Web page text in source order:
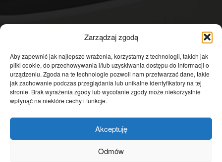
Zarządzaj zgodą
Aby zapewnić jak najlepsze wrażenia, korzystamy z technologii, takich jak
pliki cookie, do przechowywania i/lub uzyskiwania dostępu do informacji o
urządzeniu. Zgoda na te technologie pozwoli nam przetwarzać dane, takie
jak zachowanie podczas przeglądania lub unikalne identyfikatory na tej
stronie. Brak wyrażenia zgody lub wycofanie zgody może niekorzystnie
wpłynąć na niektóre cechy i funkcje.
Akceptuję
Odmów
Temat dnia
4601
Publicystyka
4363
Polityka
3639
Polska
Społeczeństwo
2823